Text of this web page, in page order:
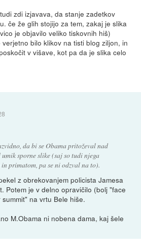
zdi izjavava, da stanje zadetkov
če že glih stojijo za tem, zakaj je slika
je objavilo veliko tiskovnih hiš)
bilo klikov na tisti blog ziljon, in
v višave, kot pa da je slika celo
da bi se Obama pritoževal nad
sporne slike (saj so tudi njega
primatom, pa se ni odzval na to).
z obrekovanjem policista Jamesa
Potem je v delno opravičilo (bolj "face
na vrtu Bele hiše.
M.Obama ni nobena dama, kaj šele